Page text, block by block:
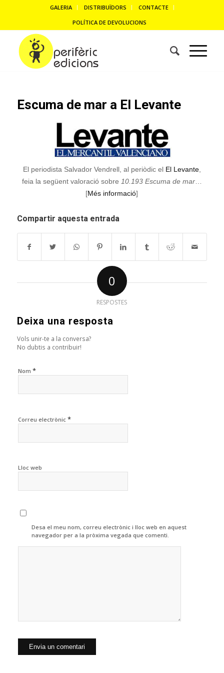
GALERIA DISTRIBUÏDORS
CONTACTE
POLÍTICA DE DEVOLUCIONS
Escuma de mar a El Levante
El periodista Salvador Vendrell, al periòdic el El Levante,
feia la següent valoració sobre 10.193 Escuma de mar…
[Més informació]
Compartir aquesta entrada
0
RESPOSTES
Deixa una resposta
Vols unir-te a la conversa?
No dubtis a contribuir!
Nom *
Correu electrònic *
Lloc web
Desa el meu nom, correu electrònic i lloc web en aquest
navegador per a la pròxima vegada que comenti.